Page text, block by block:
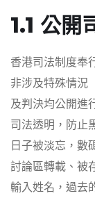
1.1 公開
香港司法制度奉
非涉及特殊情況
及判決均公開進
司法透明，防止
日子被淡忘，數
討論區轉載、被
輸入姓名，過去